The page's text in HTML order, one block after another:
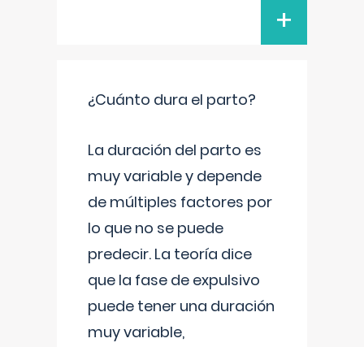
+
¿Cuánto dura el parto?
La duración del parto es
muy variable y depende
de múltiples factores por
lo que no se puede
predecir. La teoría dice
que la fase de expulsivo
puede tener una duración
muy variable,